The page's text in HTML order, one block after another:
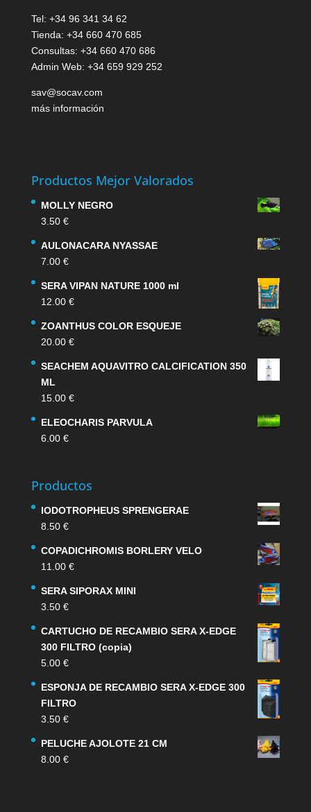
Tel: +34 96 341 34 62
Tienda: +34 660 470 685
Consultas: +34 660 470 686
Admin Web: +34 659 929 252
sav@socav.com
más información
Productos Mejor Valorados
MOLLY NEGRO
3.50 €
AULONACARA NYASSAE
7.00 €
SERA VIPAN NATURE 1000 ml
12.00 €
ZOANTHUS COLOR ESQUEJE
20.00 €
SEACHEM AQUAVITRO CALCIFICATION 350
ML
15.00 €
ELEOCHARIS PARVULA
6.00 €
Productos
IODOTROPHEUS SPRENGERAE
8.50 €
COPADICHROMIS BORLERY VELO
11.00 €
SERA SIPORAX MINI
3.50 €
CARTUCHO DE RECAMBIO SERA X-EDGE
300 FILTRO (copia)
5.00 €
ESPONJA DE RECAMBIO SERA X-EDGE 300
FILTRO
3.50 €
PELUCHE AJOLOTE 21 CM
8.00 €